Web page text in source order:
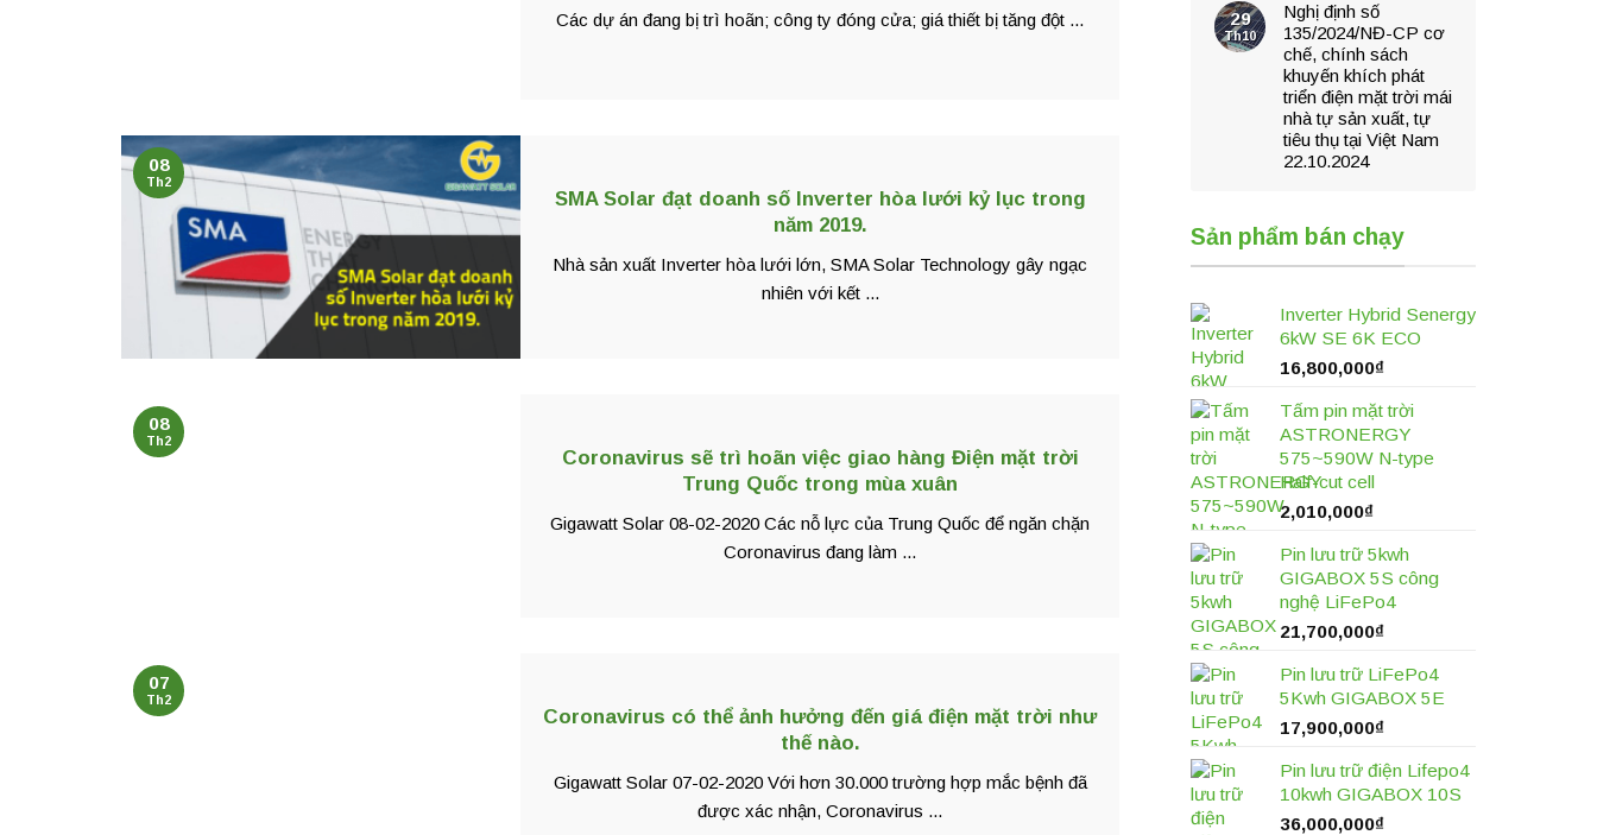
Các dự án đang bị trì hoãn; công ty đóng cửa; giá thiết bị tăng đột ...
SMA Solar đạt doanh số Inverter hòa lưới kỷ lục trong
năm 2019.
Nhà sản xuất Inverter hòa lưới lớn, SMA Solar Technology gây ngạc
nhiên với kết ...
08
Th2
Coronavirus sẽ trì hoãn việc giao hàng Điện mặt trời
Trung Quốc trong mùa xuân
Gigawatt Solar 08-02-2020 Các nỗ lực của Trung Quốc để ngăn chặn
Coronavirus đang làm ...
08
Th2
Coronavirus có thể ảnh hưởng đến giá điện mặt trời như
thế nào.
Gigawatt Solar 07-02-2020 Với hơn 30.000 trường hợp mắc bệnh đã
được xác nhận, Coronavirus ...
07
Th2
29
Th10
Nghị định số
135/2024/NĐ-CP cơ
chế, chính sách
khuyến khích phát
triển điện mặt trời mái
nhà tự sản xuất, tự
tiêu thụ tại Việt Nam
22.10.2024
Sản phẩm bán chạy
Inverter Hybrid Senergy
6kW SE 6K ECO
16,800,000₫
Tấm pin mặt trời
ASTRONERGY
575~590W N-type
Half-cut cell
2,010,000₫
Pin lưu trữ 5kwh
GIGABOX 5S công
nghệ LiFePo4
21,700,000₫
Pin lưu trữ LiFePo4
5Kwh GIGABOX 5E
17,900,000₫
Pin lưu trữ điện Lifepo4
10kwh GIGABOX 10S
36,000,000₫